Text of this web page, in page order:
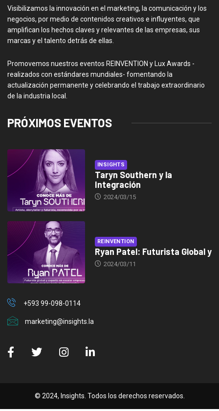
Visibilizamos la innovación en el marketing, la comunicación y los
negocios, por medio de contenidos creativos e influyentes, que
amplifican los hechos claves y relevantes de las empresas, sus
marcas y el talento detrás de ellas.
Promovemos nuestros eventos REINVENTION y Lux Awards -
realizados con estándares mundiales- fomentando la
actualización permanente y celebrando el trabajo extraordinario
de la industria local.
PRÓXIMOS EVENTOS
INSIGHTS
Taryn Southern y la
Integración
2024/03/15
REINVENTION
Ryan Patel: Futurista Global y
2024/03/11
+593 99-098-0114
marketing@insights.la
© 2024, Insights. Todos los derechos reservados.